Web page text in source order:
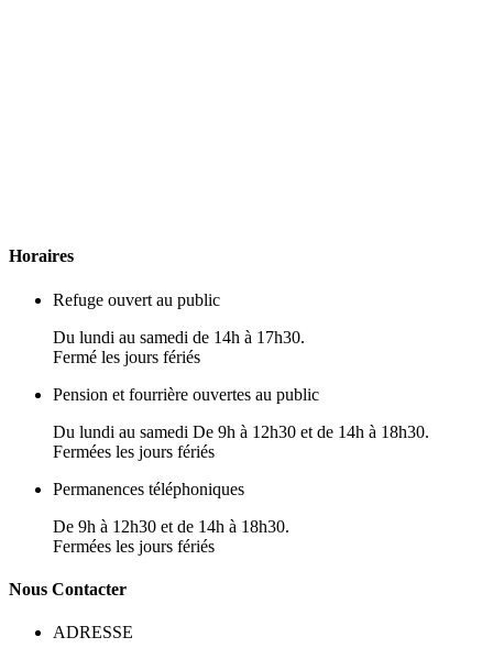
Horaires
Refuge ouvert au public
Du lundi au samedi de 14h à 17h30.
Fermé les jours fériés
Pension et fourrière ouvertes au public
Du lundi au samedi De 9h à 12h30 et de 14h à 18h30.
Fermées les jours fériés
Permanences téléphoniques
De 9h à 12h30 et de 14h à 18h30.
Fermées les jours fériés
Nous Contacter
ADRESSE